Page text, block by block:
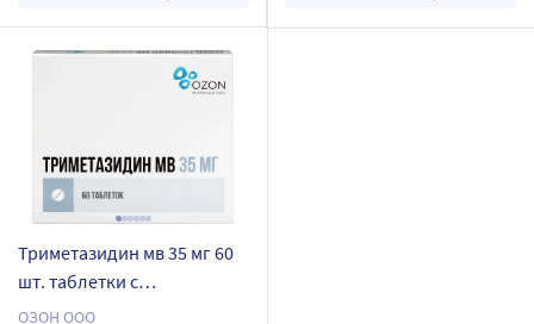
Триметазидин мв 35 мг 60
шт. таблетки с
пролонгированным
ОЗОН ООО